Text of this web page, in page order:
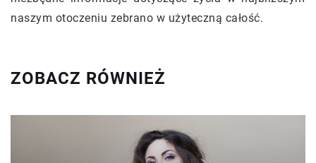
naszym otoczeniu zebrano w użyteczną całość.
ZOBACZ RÓWNIEŻ